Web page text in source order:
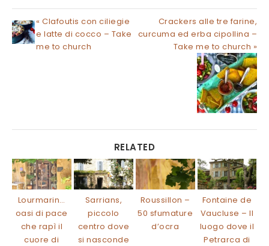
Crackers alle tre farine,
curcuma ed erba cipollina –
Take me to church »
« Clafoutis con ciliegie
e latte di cocco – Take
me to church
RELATED
Lourmarin…
oasi di pace
che rapì il
cuore di
Sarrians,
piccolo
centro dove
si nasconde
Roussillon –
50 sfumature
d’ocra
Fontaine de
Vaucluse – Il
luogo dove il
Petrarca di